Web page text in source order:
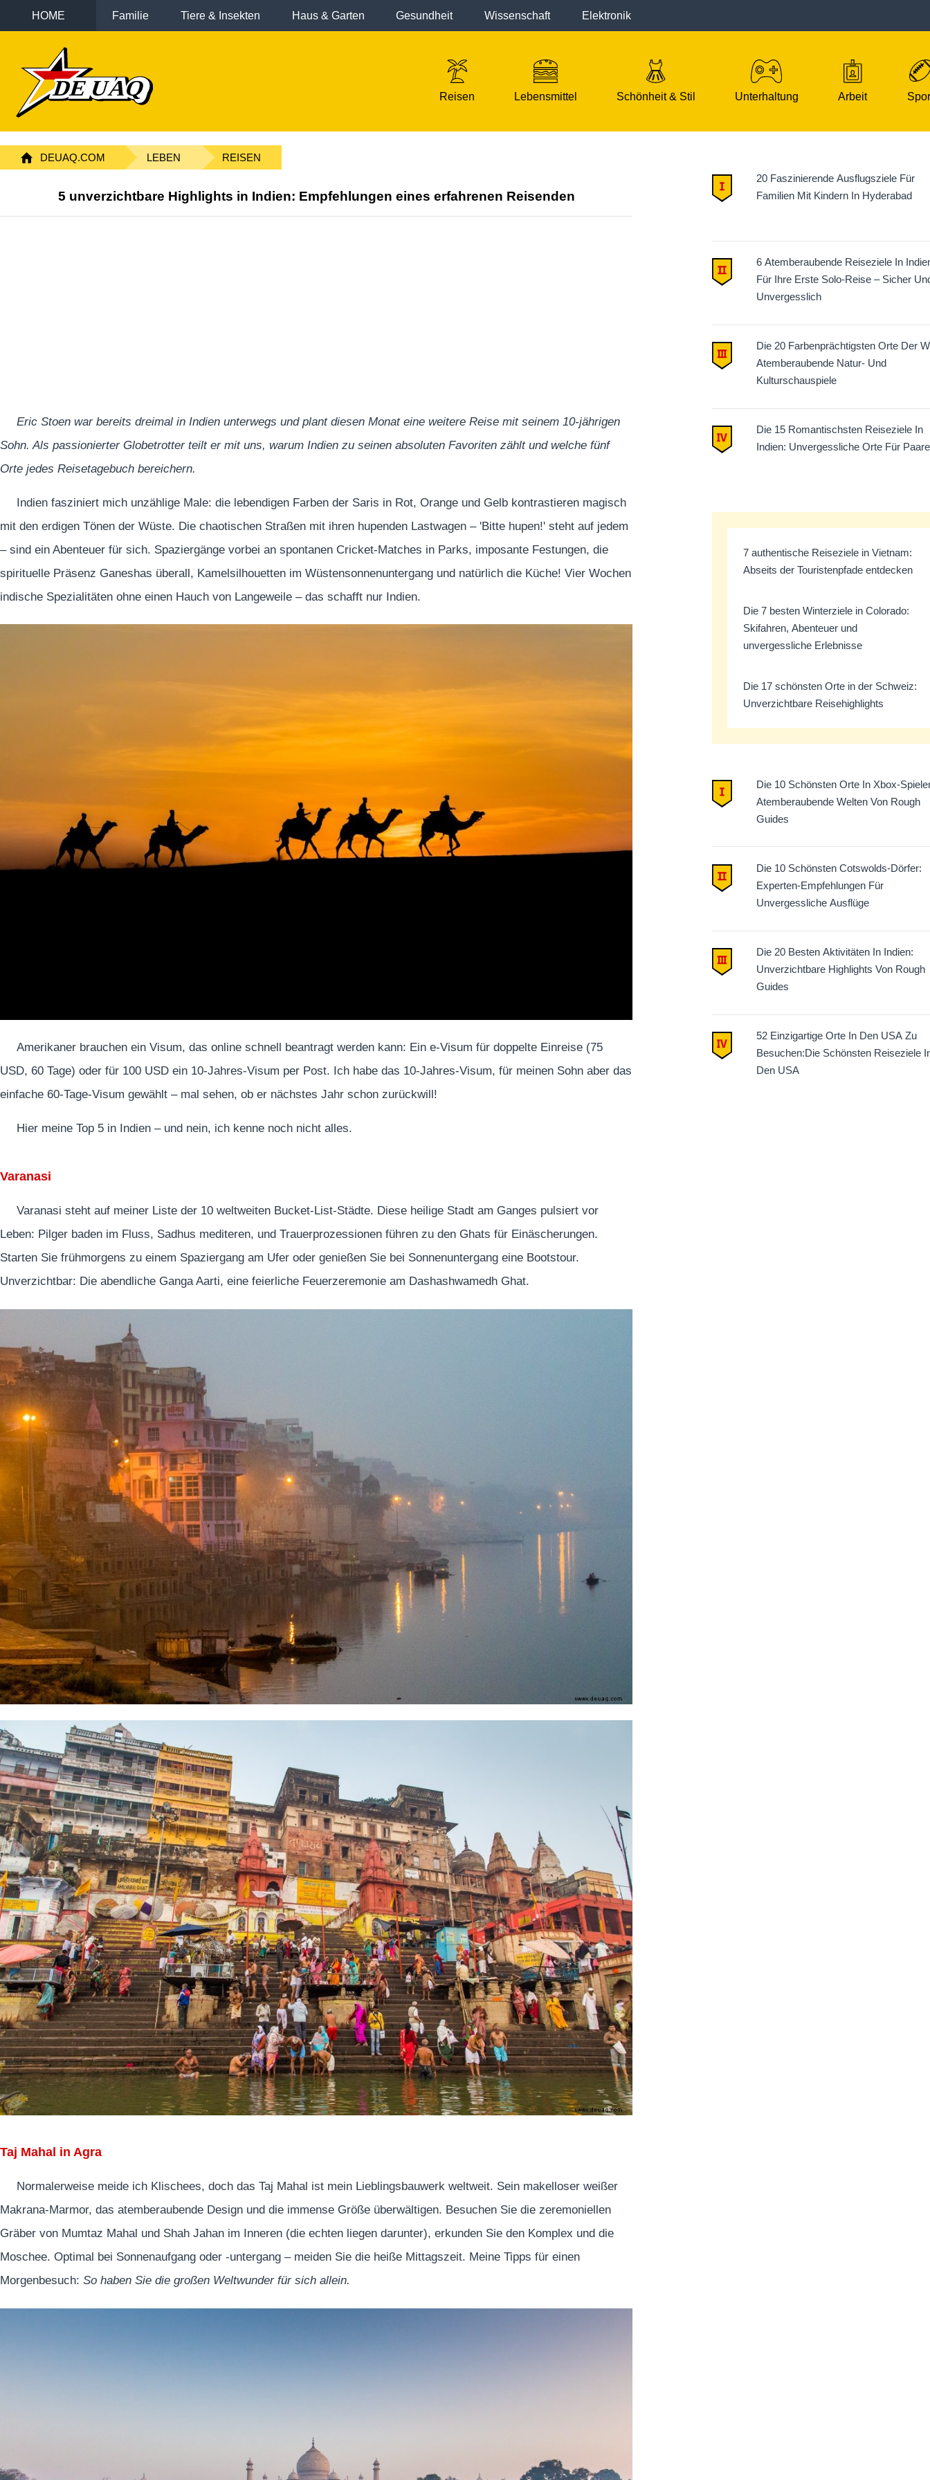
HOME Familie Tiere & Insekten Haus & Garten Gesundheit Wissenschaft Elektronik
Reisen Lebensmittel Schönheit & Stil Unterhaltung Arbeit
DEUAQ.COM LEBEN REISEN
5 unverzichtbare Highlights in Indien: Empfehlungen eines erfahrenen Reisenden
Eric Stoen war bereits dreimal in Indien unterwegs und plant diesen Monat eine weitere Reise mit seinem 10-jährigen
Sohn. Als passionierter Globetrotter teilt er mit uns, warum Indien zu seinen absoluten Favoriten zählt und welche fünf
Orte jedes Reisetagebuch bereichern.
Indien fasziniert mich unzählige Male: die lebendigen Farben der Saris in Rot, Orange und Gelb kontrastieren magisch
mit den erdigen Tönen der Wüste. Die chaotischen Straßen mit ihren hupenden Lastwagen – 'Bitte hupen!' steht auf jedem
– sind ein Abenteuer für sich. Spaziergänge vorbei an spontanen Cricket-Matches in Parks, imposante Festungen, die
spirituelle Präsenz Ganeshas überall, Kamelsilhouetten im Wüstensonnenuntergang und natürlich die Küche! Vier Wochen
indische Spezialitäten ohne einen Hauch von Langeweile – das schafft nur Indien.
Amerikaner brauchen ein Visum, das online schnell beantragt werden kann: Ein e-Visum für doppelte Einreise (75
USD, 60 Tage) oder für 100 USD ein 10-Jahres-Visum per Post. Ich habe das 10-Jahres-Visum, für meinen Sohn aber das
einfache 60-Tage-Visum gewählt – mal sehen, ob er nächstes Jahr schon zurückwill!
Hier meine Top 5 in Indien – und nein, ich kenne noch nicht alles.
Varanasi
Varanasi steht auf meiner Liste der 10 weltweiten Bucket-List-Städte. Diese heilige Stadt am Ganges pulsiert vor
Leben: Pilger baden im Fluss, Sadhus mediteren, und Trauerprozessionen führen zu den Ghats für Einäscherungen.
Starten Sie frühmorgens zu einem Spaziergang am Ufer oder genießen Sie bei Sonnenuntergang eine Bootstour.
Unverzichtbar: Die abendliche Ganga Aarti, eine feierliche Feuerzeremonie am Dashashwamedh Ghat.
Taj Mahal in Agra
Normalerweise meide ich Klischees, doch das Taj Mahal ist mein Lieblingsbauwerk weltweit. Sein makelloser weißer
Makrana-Marmor, das atemberaubende Design und die immense Größe überwältigen. Besuchen Sie die zeremoniellen
Gräber von Mumtaz Mahal und Shah Jahan im Inneren (die echten liegen darunter), erkunden Sie den Komplex und die
Moschee. Optimal bei Sonnenaufgang oder -untergang – meiden Sie die heiße Mittagszeit. Meine Tipps für einen
Morgenbesuch: So haben Sie die großen Weltwunder für sich allein.
20 Faszinierende Ausflugsziele Für
Familien Mit Kindern In Hyderabad
6 Atemberaubende Reiseziele In
Für Ihre Erste Solo-Reise – Sicher
Unvergesslich
Die 20 Farbenprächtigsten Orte Der
Atemberaubende Natur- Und
Kulturschauspiele
Die 15 Romantischsten Reiseziele In
Indien: Unvergessliche Orte Für Paare
7 authentische Reiseziele in Vietnam:
Abseits der Touristenpfade entdecken
Die 7 besten Winterziele in Colorado:
Skifahren, Abenteuer und
unvergessliche Erlebnisse
Die 17 schönsten Orte in der Schweiz:
Unverzichtbare Reisehighlights
Die 10 Schönsten Orte In Xbox-
Atemberaubende Welten Von Rough
Guides
Die 10 Schönsten Cotswolds-Dörfer:
Experten-Empfehlungen Für
Unvergessliche Ausflüge
Die 20 Besten Aktivitäten In Indien:
Unverzichtbare Highlights Von Rough
Guides
52 Einzigartige Orte In Den USA Zu
Besuchen:Die Schönsten Reiseziele
Den USA